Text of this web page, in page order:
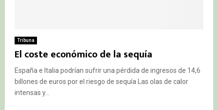
Tribuna
El coste económico de la sequía
España e Italia podrían sufrir una pérdida de ingresos de 14,6
billones de euros por el riesgo de sequía Las olas de calor
intensas y...